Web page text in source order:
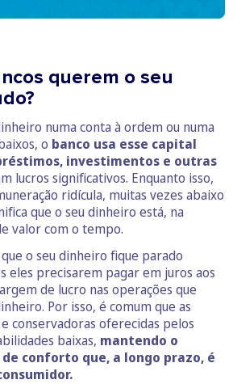
querem o seu
numa conta à ordem ou numa
o banco usa esse capital
investimentos e outras
lucros significativos. Enquanto isso,
ridícula, muitas vezes abaixo
que o seu dinheiro está, na
valor com o tempo.
o seu dinheiro fique parado
eles precisarem pagar em juros aos
de lucro nas operações que
Por isso, é comum que as
conservadoras oferecidas pelos
baixas, mantendo o
conforto que, a longo prazo, é